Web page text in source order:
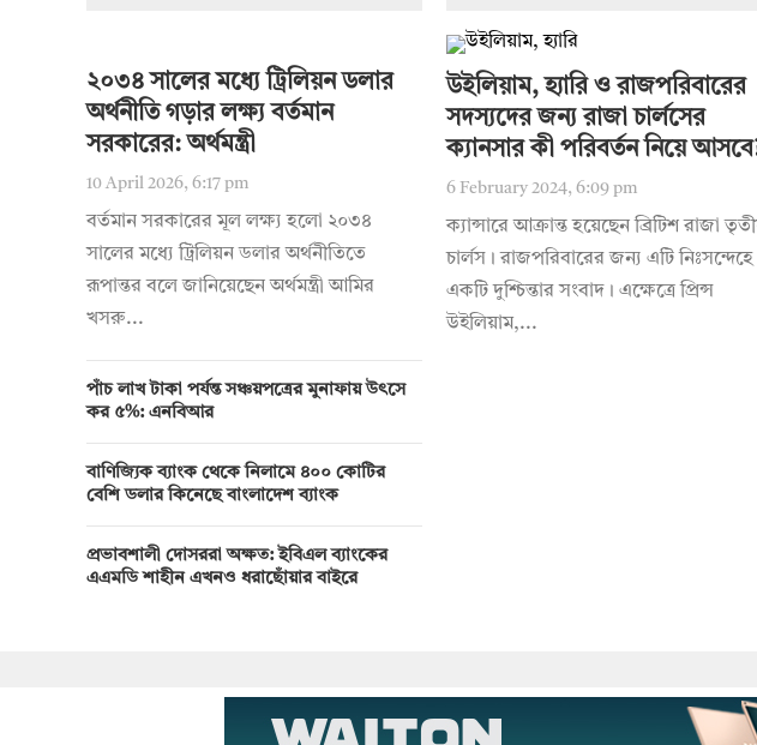
২০৩৪ সালের মধ্যে ট্রিলিয়ন ডলার
অর্থনীতি গড়ার লক্ষ্য বর্তমান
সরকারের: অর্থমন্ত্রী
10 April 2026, 6:17 pm
বর্তমান সরকারের মূল লক্ষ্য হলো ২০৩৪
সালের মধ্যে ট্রিলিয়ন ডলার অর্থনীতিতে
রূপান্তর বলে জানিয়েছেন অর্থমন্ত্রী আমির
খসরু...
পাঁচ লাখ টাকা পর্যন্ত সঞ্চয়পত্রের মুনাফায় উৎসে
কর ৫%: এনবিআর
বাণিজ্যিক ব্যাংক থেকে নিলামে ৪০০ কোটির
বেশি ডলার কিনেছে বাংলাদেশ ব্যাংক
প্রভাবশালী দোসররা অক্ষত: ইবিএল ব্যাংকের
এএমডি শাহীন এখনও ধরাছোঁয়ার বাইরে
উইলিয়াম, হ্যারি ও রাজপরিবারের
সদস্যদের জন্য রাজা চার্লসের
ক্যানসার কী পরিবর্তন নিয়ে
6 February 2024, 6:09 pm
ক্যান্সারে আক্রান্ত হয়েছেন ব্রিটিশ রাজা
চার্লস। রাজপরিবারের জন্য এটি নিঃসন্দেহে
একটি দুশ্চিন্তার সংবাদ। এক্ষেত্রে প্রিন্স
উইলিয়াম,...